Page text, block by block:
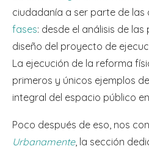
ciudadanía a ser parte de las
fases: desde el análisis de
diseño del proyecto de
La ejecución de la reforma
primeros y únicos ejemplos
integral del espacio público
Poco después de eso, nos
Urbanamente, la sección